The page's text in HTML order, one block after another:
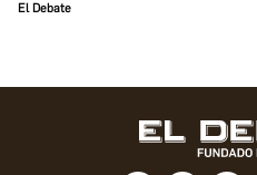
El Debate